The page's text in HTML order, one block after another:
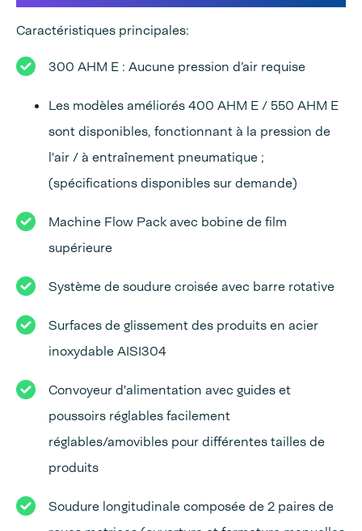
Caractéristiques principales:
300 AHM E : Aucune pression d’air requise
Les modèles améliorés 400 AHM E / 550 AHM E
sont disponibles, fonctionnant à la pression de
l'air / à entraînement pneumatique ;
(spécifications disponibles sur demande)
Machine Flow Pack avec bobine de film
supérieure
Système de soudure croisée avec barre rotative
Surfaces de glissement des produits en acier
inoxydable AISI304
Convoyeur d'alimentation avec guides et
poussoirs réglables facilement
réglables/amovibles pour différentes tailles de
produits
Soudure longitudinale composée de 2 paires de